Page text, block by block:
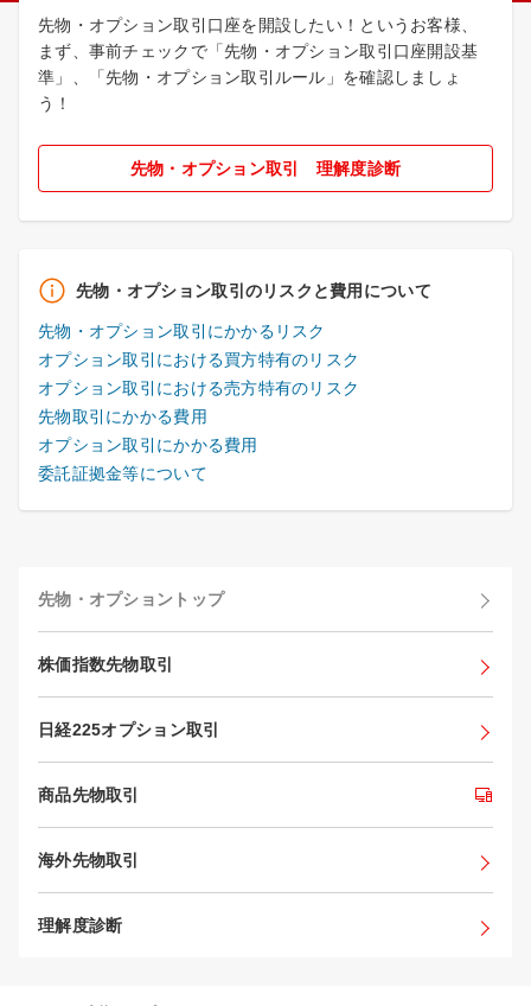
先物・オプション取引口座を開設したい！というお客様、
まず、事前チェックで「先物・オプション取引口座開設基
準」、「先物・オプション取引ルール」を確認しましょ
う！
先物・オプション取引 理解度診断
先物・オプション取引のリスクと費用について
先物・オプション取引にかかるリスク
オプション取引における買方特有のリスク
オプション取引における売方特有のリスク
先物取引にかかる費用
オプション取引にかかる費用
委託証拠金等について
先物・オプショントップ
株価指数先物取引
日経225オプション取引
商品先物取引
海外先物取引
理解度診断